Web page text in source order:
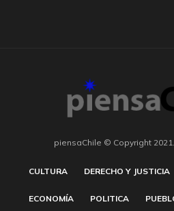
piensaChile © Copyright
CULTURA DERECHO Y JUSTICIA
ECONOMÍA POLITICA